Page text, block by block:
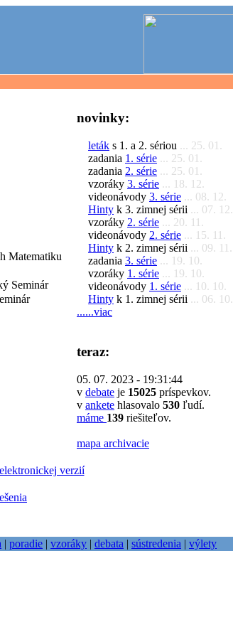
Matematiku
Seminár
novinky:
leták s 1. a 2. sériou ... 25. 01.
zadania 1. série ... 25. 01.
zadania 2. série ... 25. 01.
vzoráky 3. série ... 18. 12.
videonávody 3. série ... 08. 12.
Hinty k 3. zimnej sérii ... 07. 12.
vzoráky 2. série ... 20. 11.
videonávody 2. série ... 15. 11.
Hinty k 2. zimnej sérii ... 09. 11.
zadania 3. série ... 19. 10.
vzoráky 1. série ... 19. 10.
videonávody 1. série ... 10. 10.
Hinty k 1. zimnej sérii ... 06. 10.
......viac
teraz:
05. 07. 2023 - 19:31:44
v debate je 15025 príspevkov.
v ankete hlasovalo 530 ľudí.
máme 139 riešiteľov.
mapa archivacie
verzií
| poradie | vzoráky | debata | sústredenia | výlety